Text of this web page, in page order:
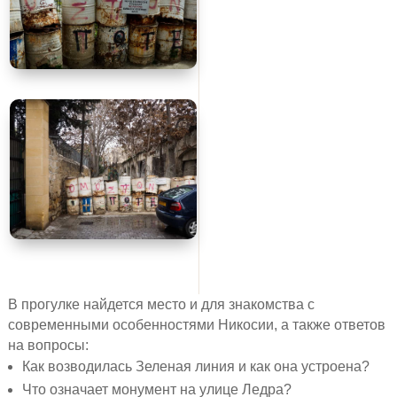
В прогулке найдется место и для знакомства с
современными особенностями Никосии, а также ответов
на вопросы:
Как возводилась Зеленая линия и как она устроена?
Что означает монумент на улице Ледра?